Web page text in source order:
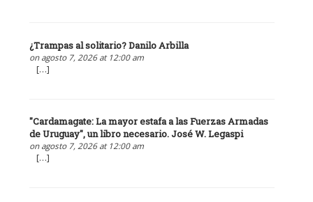
¿Trampas al solitario? Danilo Arbilla
on agosto 7, 2026 at 12:00 am
[…]
"Cardamagate: La mayor estafa a las Fuerzas Armadas
de Uruguay", un libro necesario. José W. Legaspi
on agosto 7, 2026 at 12:00 am
[…]